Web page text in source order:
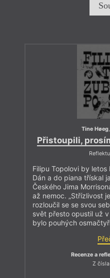
Tine Høeg,
Přistoupili,
Filipu Topolovi by
Dán a do piana třískal
Českého Jima
až nemoc. „Střízlivost
rozloučil se se svou
svět přesto opustil už
bylo pouhých
Recenze a
Z